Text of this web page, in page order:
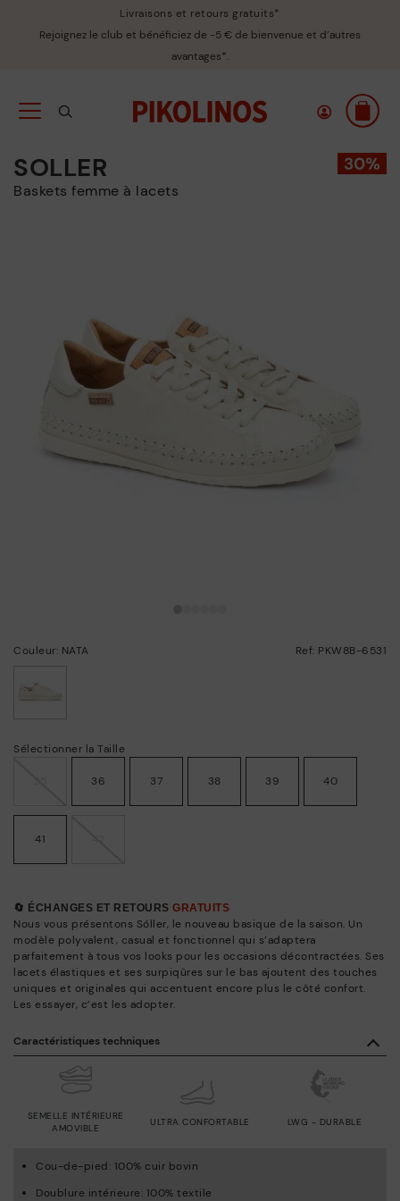
Livraisons et retours gratuits*
Rejoignez le club et bénéficiez de -5 € de bienvenue et d’autres
avantages*.
SOLLER
Baskets femme à lacets
Couleur: NATA Ref: PKW8B-6531
Sélectionner la Taille
36 37 38 39 40
41
🔄 ÉCHANGES ET RETOURS GRATUITS
Nous vous présentons Sóller, le nouveau basique de la saison. Un
modèle polyvalent, casual et fonctionnel qui s’adaptera
parfaitement à tous vos looks pour les occasions décontractées. Ses
lacets élastiques et ses surpiqûres sur le bas ajoutent des touches
uniques et originales qui accentuent encore plus le côté confort.
Les essayer, c’est les adopter.
Caractéristiques techniques
SEMELLE INTÉRIEURE
AMOVIBLE
ULTRA CONFORTABLE LWG - DURABLE
Cou-de-pied: 100% cuir bovin
Doublure intérieure: 100% textile